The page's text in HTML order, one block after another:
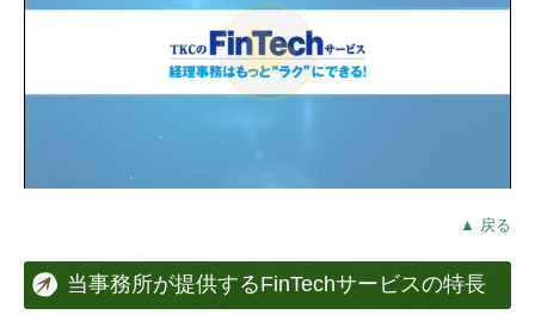
ご相談の流れ
▲ 戻る
当事務所が提供するFinTechサービスの特長